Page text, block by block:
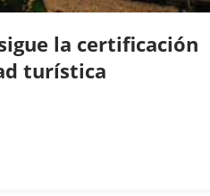
la certificación
turística